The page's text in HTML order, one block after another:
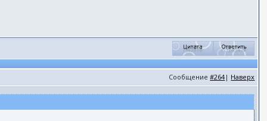
Сообщение#264| Наверх